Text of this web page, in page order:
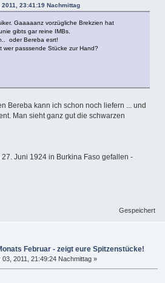
23:41:19 Nachmittag
Gaaaaanz vorzügliche Brekzien hat
gibts gar reine IMBs.
oder Bereba esrt!
wer passsende Stücke zur Hand?
Bereba kann ich schon noch liefern ... und
Man sieht ganz gut die schwarzen
Juni 1924 in Burkina Faso gefallen -
Gespeichert
Februar - zeigt eure Spitzenstücke!
03, 2011, 21:49:24 Nachmittag »